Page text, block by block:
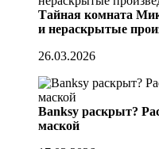
Тайная комната
и нераскрытые
26.03.2026
Banksy раскрыт?
маской